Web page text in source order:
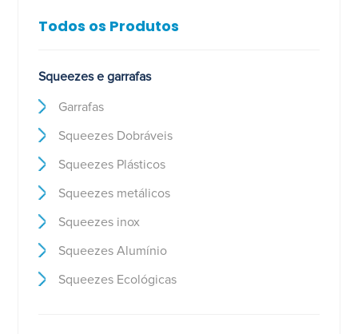
Todos os Produtos
Squeezes e garrafas
Garrafas
Squeezes Dobráveis
Squeezes Plásticos
Squeezes metálicos
Squeezes inox
Squeezes Alumínio
Squeezes Ecológicas